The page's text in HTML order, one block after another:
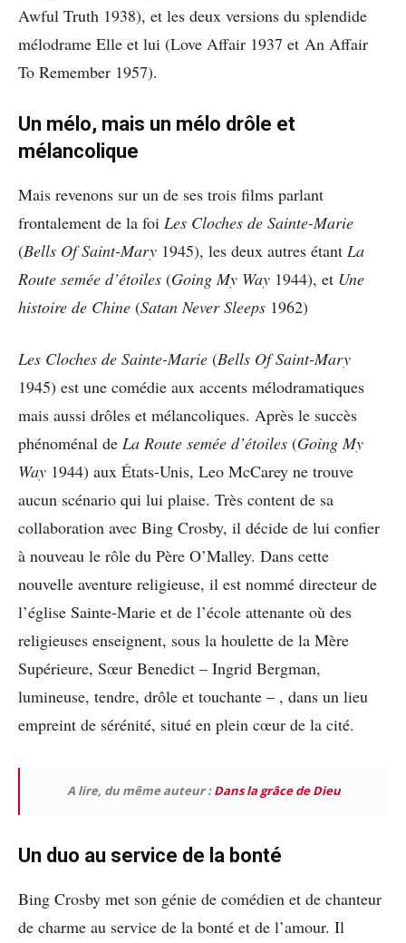
Awful Truth 1938), et les deux versions du splendide
mélodrame Elle et lui (Love Affair 1937 et An Affair
To Remember 1957).
Un mélo, mais un mélo drôle et
mélancolique
Mais revenons sur un de ses trois films parlant
frontalement de la foi Les Cloches de Sainte-Marie
(Bells Of Saint-Mary 1945), les deux autres étant La
Route semée d’étoiles (Going My Way 1944), et Une
histoire de Chine (Satan Never Sleeps 1962)
Les Cloches de Sainte-Marie (Bells Of Saint-Mary
1945) est une comédie aux accents mélodramatiques
mais aussi drôles et mélancoliques. Après le succès
phénoménal de La Route semée d’étoiles (Going My
Way 1944) aux États-Unis, Leo McCarey ne trouve
aucun scénario qui lui plaise. Très content de sa
collaboration avec Bing Crosby, il décide de lui confier
à nouveau le rôle du Père O’Malley. Dans cette
nouvelle aventure religieuse, il est nommé directeur de
l’église Sainte-Marie et de l’école attenante où des
religieuses enseignent, sous la houlette de la Mère
Supérieure, Sœur Benedict – Ingrid Bergman,
lumineuse, tendre, drôle et touchante – , dans un lieu
empreint de sérénité, situé en plein cœur de la cité.
A lire, du même auteur :Dans la grâce de Dieu
Un duo au service de la bonté
Bing Crosby met son génie de comédien et de chanteur
de charme au service de la bonté et de l’amour. Il